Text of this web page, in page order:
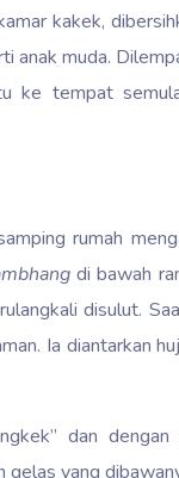
kakek,
anak muda.
ke tempat
rumah
di bawah
disulut.
Ia diantarkan
dan dengan
gelas yang